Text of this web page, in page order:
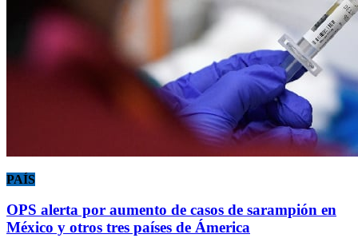
PAÍS
OPS alerta por aumento de casos de sarampión en
México y otros tres países de Ámerica